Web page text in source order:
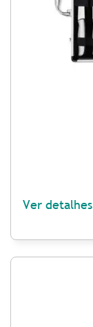
Ver detalhes